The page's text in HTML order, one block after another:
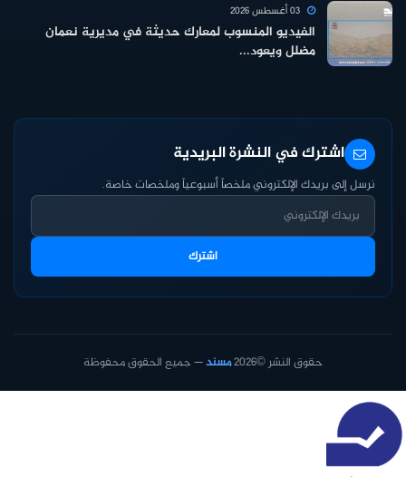
الفيديو المنسوب لمعارك حديثة في مديرية نعمان
مضلل ويعود...
اشترك في النشرة البريدية
نرسل إلى بريدك الإلكتروني ملخصاً أسبوعياً وملخصات خاصة.
اشترك
حقوق النشر ©2026 مسند— جميع الحقوق محفوظة